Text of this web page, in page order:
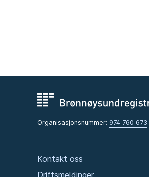
Organisasjonsnummer: 974 760 673
Kontakt oss